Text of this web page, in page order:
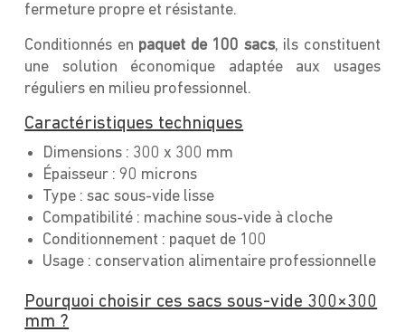
fermeture propre et résistante.
Conditionnés en paquet de 100 sacs, ils constituent
une solution économique adaptée aux usages
réguliers en milieu professionnel.
Caractéristiques techniques
Dimensions : 300 x 300 mm
Épaisseur : 90 microns
Type : sac sous-vide lisse
Compatibilité : machine sous-vide à cloche
Conditionnement : paquet de 100
Usage : conservation alimentaire professionnelle
Pourquoi choisir ces sacs sous-vide 300×300
mm ?